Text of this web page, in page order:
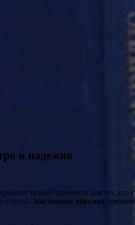
и надежно
новые горизонты для тех,
статуса. Настоящие образцы